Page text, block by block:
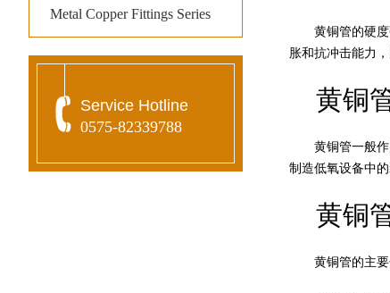
Metal Copper Fittings Series
Service Hotline
0575-82339788
黄铜管的硬度强
胀和抗冲击能力
黄铜
黄铜管一般作为
制造低氧设备中的
黄铜
黄铜管的主要化